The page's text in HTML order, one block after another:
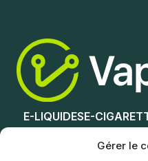
Gérer le
Ajouter au panier
E-LIQUIDESE-
NOS